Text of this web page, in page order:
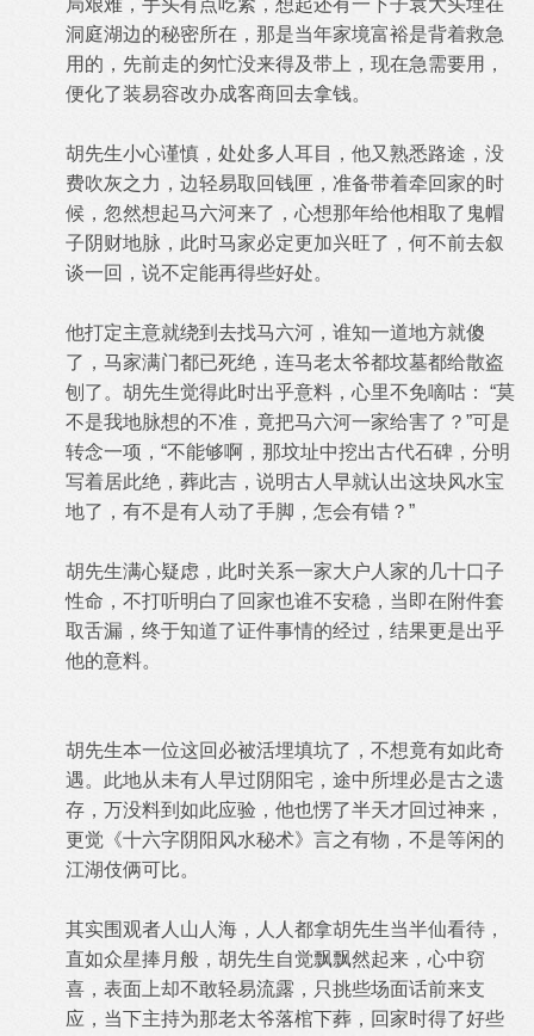
局艰难，手头有点吃紧，想起还有一下子袁大头埋在
洞庭湖边的秘密所在，那是当年家境富裕是背着救急
用的，先前走的匆忙没来得及带上，现在急需要用，
便化了装易容改办成客商回去拿钱。
胡先生小心谨慎，处处多人耳目，他又熟悉路途，没
费吹灰之力，边轻易取回钱匣，准备带着牵回家的时
候，忽然想起马六河来了，心想那年给他相取了鬼帽
子阴财地脉，此时马家必定更加兴旺了，何不前去叙
谈一回，说不定能再得些好处。
他打定主意就绕到去找马六河，谁知一道地方就傻
了，马家满门都已死绝，连马老太爷都坟墓都给散盗
刨了。胡先生觉得此时出乎意料，心里不免嘀咕： “莫
不是我地脉想的不准，竟把马六河一家给害了？”可是
转念一项，“不能够啊，那坟址中挖出古代石碑，分明
写着居此绝，葬此吉，说明古人早就认出这块风水宝
地了，有不是有人动了手脚，怎会有错？”
胡先生满心疑虑，此时关系一家大户人家的几十口子
性命，不打听明白了回家也谁不安稳，当即在附件套
取舌漏，终于知道了证件事情的经过，结果更是出乎
他的意料。
胡先生本一位这回必被活埋填坑了，不想竟有如此奇
遇。此地从未有人早过阴阳宅，途中所埋必是古之遗
存，万没料到如此应验，他也愣了半天才回过神来，
更觉《十六字阴阳风水秘术》言之有物，不是等闲的
江湖伎俩可比。
其实围观者人山人海，人人都拿胡先生当半仙看待，
直如众星捧月般，胡先生自觉飘飘然起来，心中窃
喜，表面上却不敢轻易流露，只挑些场面话前来支
应，当下主持为那老太爷落棺下葬，回家时得了好些